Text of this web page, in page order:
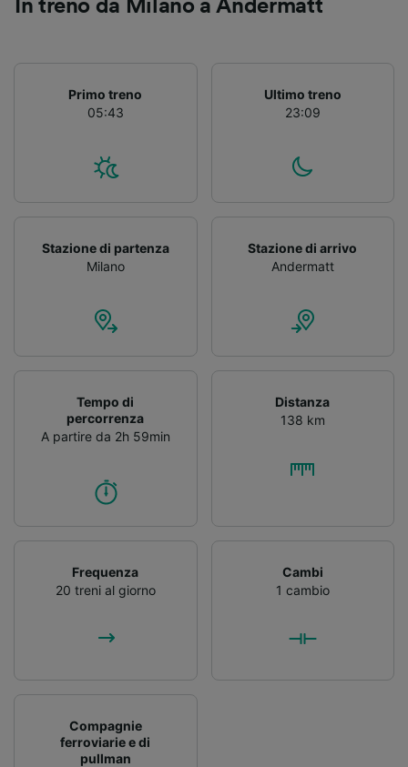
In treno da Milano a Andermatt
Primo treno
05:43
Ultimo treno
23:09
Stazione di partenza
Milano
Stazione di arrivo
Andermatt
Tempo di
percorrenza
A partire da 2h 59min
Distanza
138 km
Frequenza
20 treni al giorno
Cambi
1 cambio
Compagnie
ferroviarie e di
pullman